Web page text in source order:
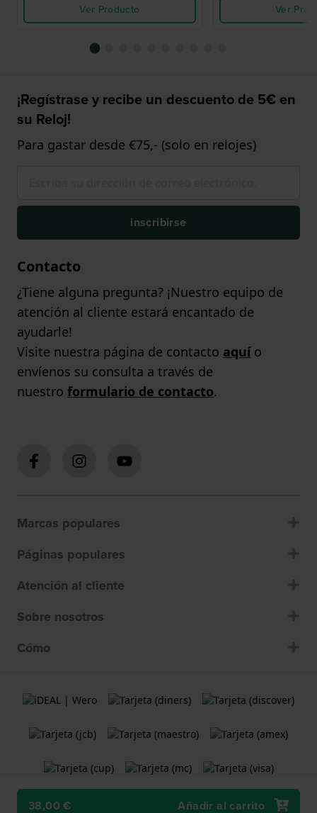
38,00 € Añadir al carrito
Ver Producto
Ver
¡Regístrase y recibe un descuento de 5€ en
su Reloj!
Para gastar desde €75,- (solo en relojes)
inscribirse
Contacto
¿Tiene alguna pregunta? ¡Nuestro equipo de
atención al cliente estará encantado de
ayudarle!
Visite nuestra página de contacto aquío
envíenos su consulta a través de
nuestro formulario de contacto.
Marcas populares
Páginas populares
Atención al cliente
Sobre nosotros
Cómo